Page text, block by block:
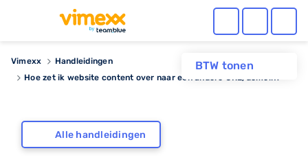
BTW tonen
Vimexx
Handleidingen
Hoe zet ik website content over naar een andere URL/domein?
Alle handleidingen